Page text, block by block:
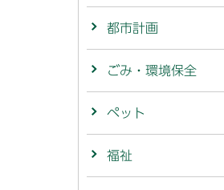
都市計画
ごみ・環境保全
ペット
福祉